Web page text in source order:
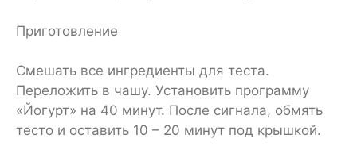
Приготовление
Смешать все ингредиенты для теста.
Переложить в чашу. Установить программу
«Йогурт» на 40 минут. После сигнала, обмять
тесто и оставить 10 – 20 минут под крышкой.